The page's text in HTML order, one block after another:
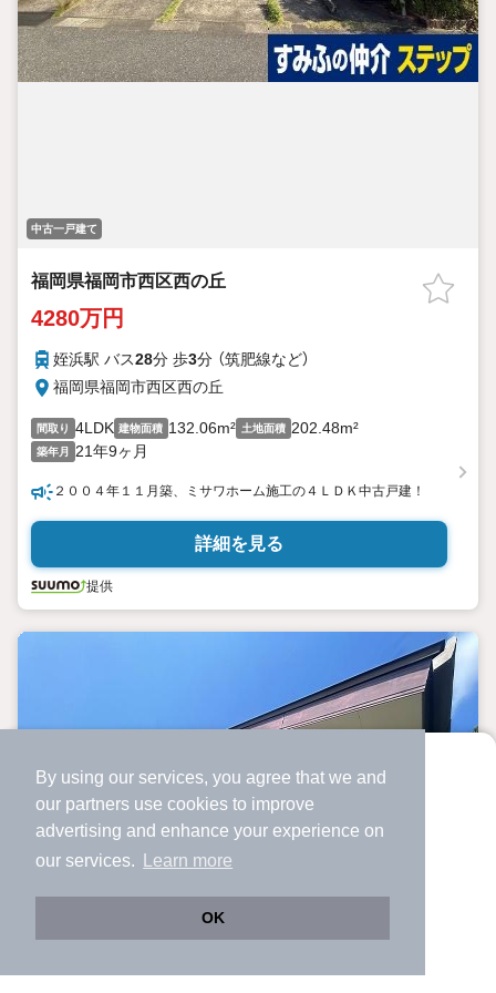
By using our services, you agree that we and
our partners use cookies to improve
advertising and enhance your experience on
our services.
Learn more
OK
より使いやすくなった
アプリで物件探ししませんか？
サクサク動く地図で物件検索
中古一戸建て
福岡県福岡市西区西の丘
4280万円
姪浜駅 バス28分 歩3分 （筑肥線など）
福岡県福岡市西区西の丘
間取り 4LDK 建物面積 132.06m² 土地面積 202.48m²
築年月 21年9ヶ月
２００４年１１月築、ミサワホーム施工の４ＬＤＫ中古戸建！
詳細を見る
提供